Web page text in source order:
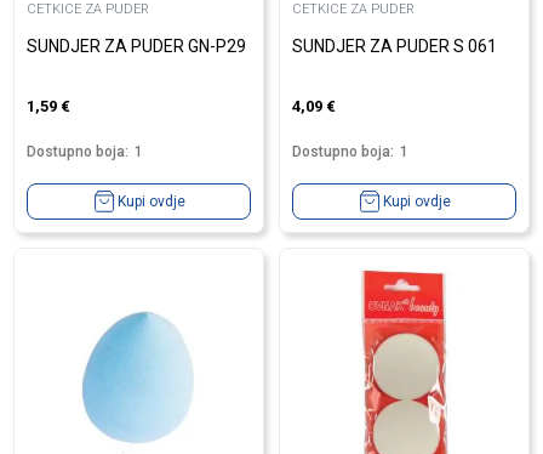
CETKICE ZA PUDER
SUNDJER ZA PUDER GN-P29
1,59 €
Dostupno boja: 1
Kupi ovdje
CETKICE ZA PUDER
SUNDJER ZA PUDER S 061
4,09 €
Dostupno boja: 1
Kupi ovdje